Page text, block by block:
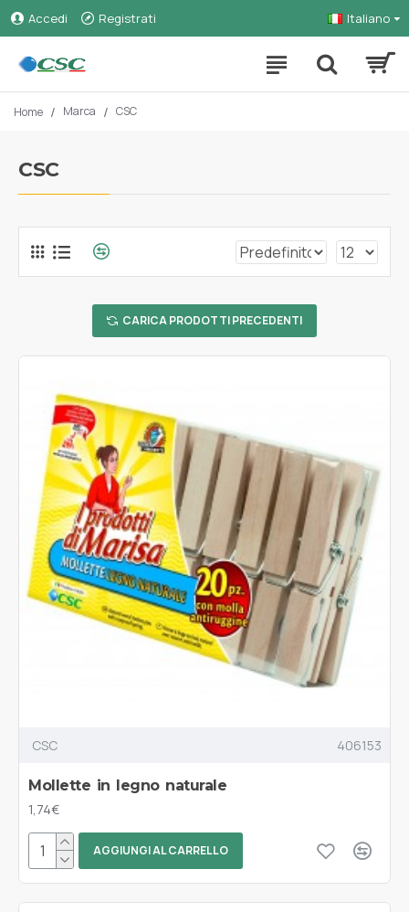
Accedi Registrati Italiano
Home Marca CSC
CSC
CARICA PRODOTTI PRECEDENTI
CSC 406153
Mollette in legno naturale
1,74€
AGGIUNGI AL CARRELLO